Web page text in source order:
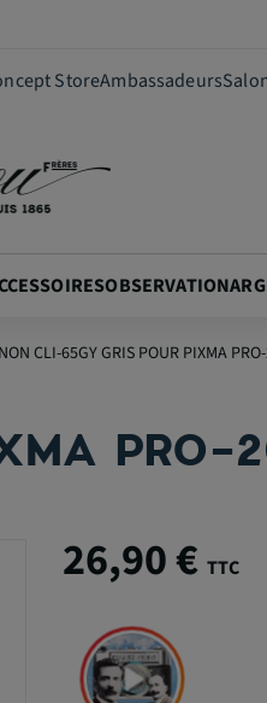
StoreAmbassadeurs
OBSERVATION
CLI-65GY GRIS POUR PIXMA
PRO-
26,90 € TTC